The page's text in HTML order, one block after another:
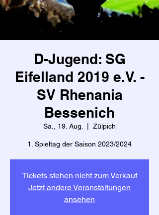
D-Jugend: SG
Eifelland 2019 e.V. -
SV Rhenania
Bessenich
Sa., 19. Aug. Zülpich
1. Spieltag der Saison 2023/2024
Tickets stehen nicht zum Verkauf
Jetzt andere Veranstaltungen
ansehen